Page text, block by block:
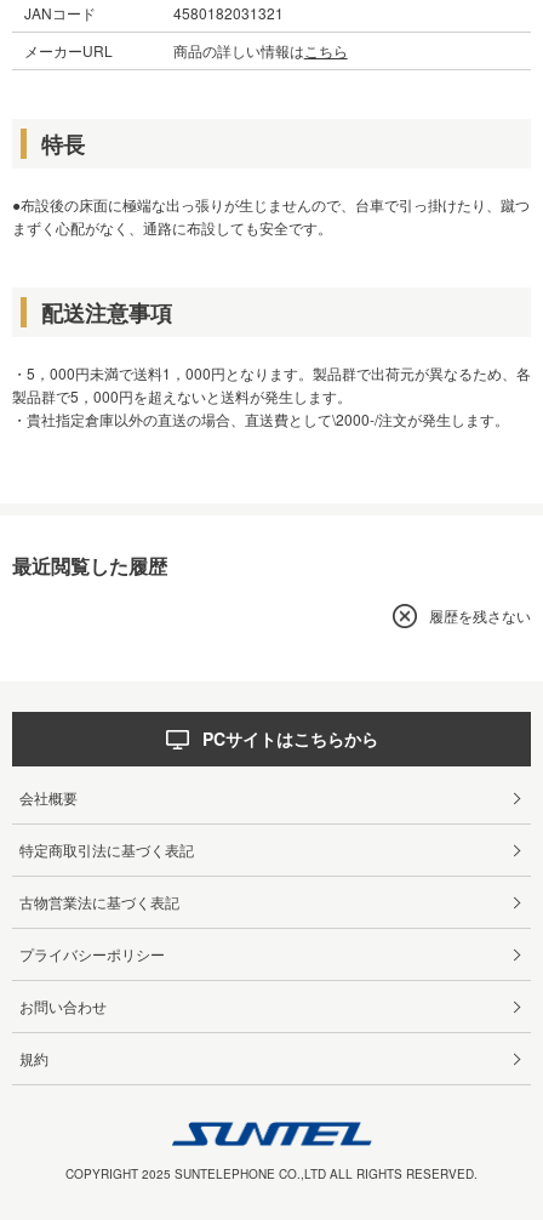
JANコード
4580182031321
メーカーURL
商品の詳しい情報は こちら
特長
●布設後の床面に極端な出っ張りが生じませんので、台車で引っ掛けたり、蹴つ
まずく心配がなく、通路に布設しても安全です。
配送注意事項
・5，000円未満で送料1，000円となります。製品群で出荷元が異なるため、各
製品群で5，000円を超えないと送料が発生します。
・貴社指定倉庫以外の直送の場合、直送費として\2000-/注文が発生します。
最近閲覧した履歴
履歴を残さない
PCサイトはこちらから
会社概要
特定商取引法に基づく表記
古物営業法に基づく表記
プライバシーポリシー
お問い合わせ
規約
COPYRIGHT 2025 SUNTELEPHONE CO.,LTD ALL RIGHTS RESERVED.